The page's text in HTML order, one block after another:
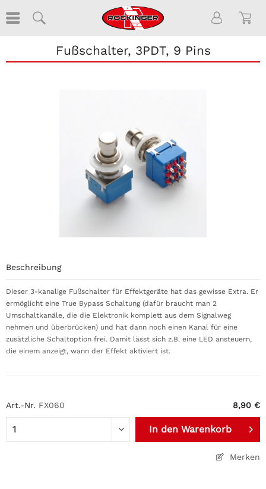
Fußschalter, 3PDT, 9 Pins
Art.-Nr. FX060 8,90 €
In den Warenkorb
Merken
Beschreibung
Dieser 3-kanalige Fußschalter für Effektgeräte hat das gewisse Extra. Er
ermöglicht eine True Bypass Schaltung (dafür braucht man 2
Umschaltkanäle, die die Elektronik komplett aus dem Signalweg
nehmen und überbrücken) und hat dann noch einen Kanal für eine
zusätzliche Schaltoption frei. Damit lässt sich z.B. eine LED ansteuern,
die einem anzeigt, wann der Effekt aktiviert ist.